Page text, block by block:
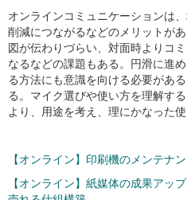
オンラインコミュニケーションは
削減につながるなどのメリットが
図が伝わりづらい、対面時よりコ
なるなどの課題もある。円滑に進
る方法にも意識を向ける必要があ
る。マイク選びや使い方を理解す
より、用途を考え、理にかなった
【オンライン】印刷機のメンテナ
【オンライン】紙媒体の成果アッ